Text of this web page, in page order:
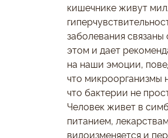
кишечнике живут
заболевания
этом и дает
на наши эмоции,
что микроорганизмы
что бактерии не
Человек живет в
питанием,
видоизменяется и